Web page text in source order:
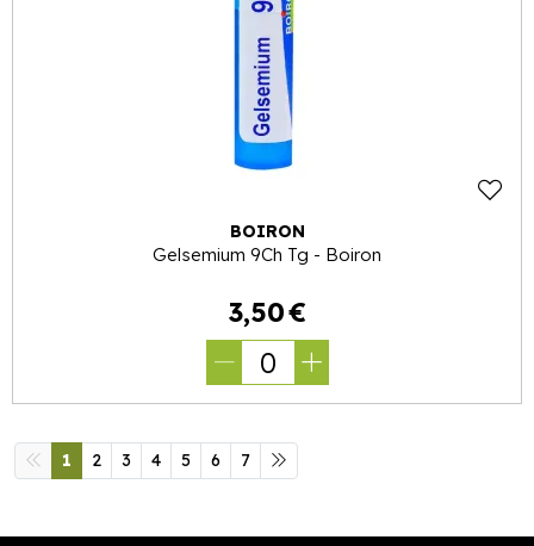
BOIRON
Gelsemium 9Ch Tg - Boiron
3,50€
0
1 2 3 4 5 6 7